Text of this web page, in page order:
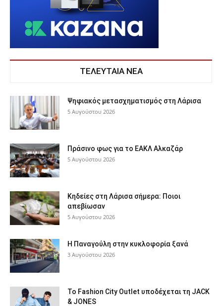
ΤΕΛΕΥΤΑΙΑ ΝΕΑ
Ψηφιακός μετασχηματισμός στη Λάρισα
5 Αυγούστου 2026
Πράσινο φως για το ΕΑΚΛ Αλκαζάρ
5 Αυγούστου 2026
Κηδείες στη Λάρισα σήμερα: Ποιοι
απεβίωσαν
5 Αυγούστου 2026
Η Παναγούλη στην κυκλοφορία ξανά
3 Αυγούστου 2026
Το Fashion City Outlet υποδέχεται τη JACK
& JONES